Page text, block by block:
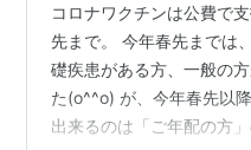
コロナワクチンは公費で
先まで。 今年春先までは
礎疾患がある方、一般の
た(o^^o) が、今年春先以
出来るのは「ご年配の方